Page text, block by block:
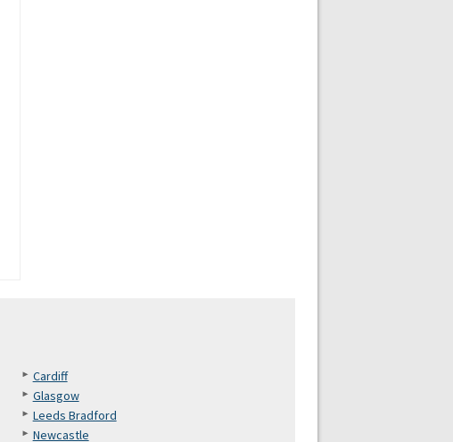
Cardiff
Glasgow
Leeds Bradford
Newcastle